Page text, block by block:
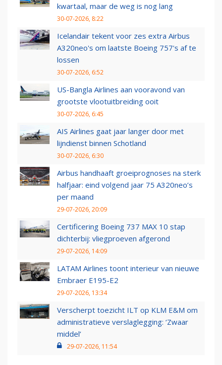
kwartaal, maar de weg is nog lang
30-07-2026, 8:22
Icelandair tekent voor zes extra Airbus
A320neo's om laatste Boeing 757's af te
lossen
30-07-2026, 6:52
US-Bangla Airlines aan vooravond van
grootste vlootuitbreiding ooit
30-07-2026, 6:45
AIS Airlines gaat jaar langer door met
lijndienst binnen Schotland
30-07-2026, 6:30
Airbus handhaaft groeiprognoses na sterk
halfjaar: eind volgend jaar 75 A320neo’s
per maand
29-07-2026, 20:09
Certificering Boeing 737 MAX 10 stap
dichterbij: vliegproeven afgerond
29-07-2026, 14:09
LATAM Airlines toont interieur van nieuwe
Embraer E195-E2
29-07-2026, 13:34
Verscherpt toezicht ILT op KLM E&M om
administratieve verslaglegging: ‘Zwaar
middel’
29-07-2026, 11:54